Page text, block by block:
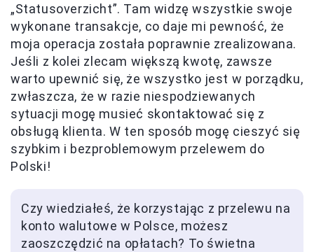
„Statusoverzicht”. Tam widzę wszystkie swoje
wykonane transakcje, co daje mi pewność, że
moja operacja została poprawnie zrealizowana.
Jeśli z kolei zlecam większą kwotę, zawsze
warto upewnić się, że wszystko jest w porządku,
zwłaszcza, że w razie niespodziewanych
sytuacji mogę musieć skontaktować się z
obsługą klienta. W ten sposób mogę cieszyć się
szybkim i bezproblemowym przelewem do
Polski!
Czy wiedziałeś, że korzystając z przelewu na
konto walutowe w Polsce, możesz
zaoszczędzić na opłatach? To świetna